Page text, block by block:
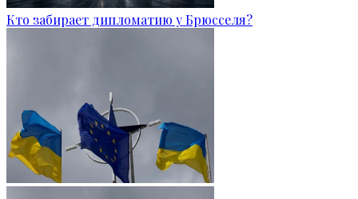
Кто забирает дипломатию у Брюсселя?